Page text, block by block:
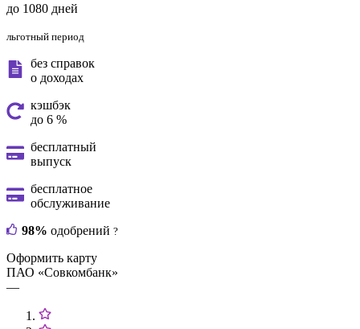
до 1080 дней
льготный период
без справок
о доходах
кэшбэк
до 6 %
бесплатный
выпуск
бесплатное
обслуживание
98% одобрений ?
Оформить карту
ПАО «Совкомбанк»
—